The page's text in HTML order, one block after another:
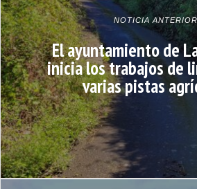
NOTICIA ANTERIOR
El ayuntamiento de
inicia los trabajos de
varias pistas